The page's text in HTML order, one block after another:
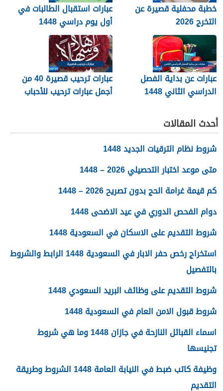
خطبة محفلية قصيرة عن
التخرج 2026
عبارات استقبال الطالبات في
أول يوم دراسي 1448
عبارات عن بداية الفصل
الدراسي الثاني 1448
عبارات ترحيب قصيرة 40 من
أجمل عبارات ترحيب للأحباب
أحدث المقالات
شروط نظام الترقيات الجديد 1448
متى موعد اختبار التحصيلي 2026 – 1448
كم قيمة غرامة الحج بدون تصريح 2026 – 1448
دوام الفحص الدوري في عيد الاضحى 1448
شروط التقديم على الاسكان في السعودية 1448
استخراج رخص حفر الابار في السعودية 1448 الرابط والشروط
بالتفصيل
شروط التقديم على وظائف البريد السعودي 1448
شروط قبول الامن العام في السعودية 1448
اسماء القبائل النازحة في جازان 1448 وما هي شروط
تجنيسها
وظيفة كاتب ضبط في النيابة العامة 1448 الشروط وطريقة
التقديم